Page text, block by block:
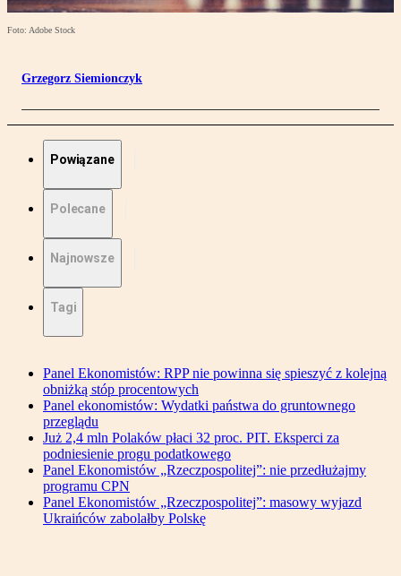
Foto: Adobe Stock
Grzegorz Siemionczyk
Powiązane
Polecane
Najnowsze
Tagi
Panel Ekonomistów: RPP nie powinna się spieszyć z kolejną
obniżką stóp procentowych
Panel ekonomistów: Wydatki państwa do gruntownego
przeglądu
Już 2,4 mln Polaków płaci 32 proc. PIT. Eksperci za
podniesienie progu podatkowego
Panel Ekonomistów „Rzeczpospolitej”: nie przedłużajmy
programu CPN
Panel Ekonomistów „Rzeczpospolitej”: masowy wyjazd
Ukraińców zabolałby Polskę